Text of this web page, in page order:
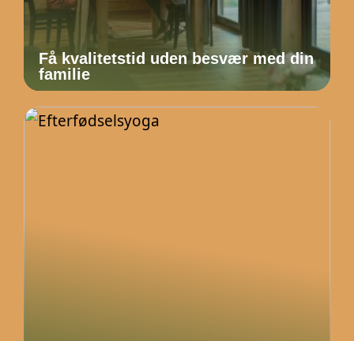
Få kvalitetstid uden besvær med din
familie